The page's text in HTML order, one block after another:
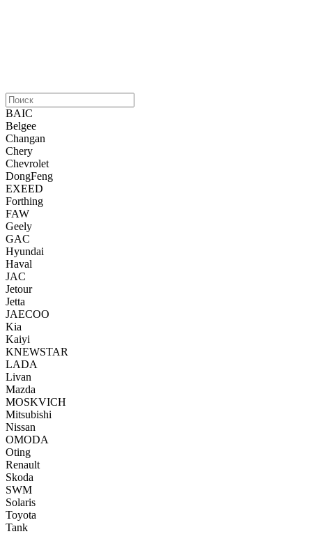
BAIC
Belgee
Changan
Chery
Chevrolet
DongFeng
EXEED
Forthing
FAW
Geely
GAC
Hyundai
Haval
JAC
Jetour
Jetta
JAECOO
Kia
Kaiyi
KNEWSTAR
LADA
Livan
Mazda
MOSKVICH
Mitsubishi
Nissan
OMODA
Oting
Renault
Skoda
SWM
Solaris
Toyota
Tank